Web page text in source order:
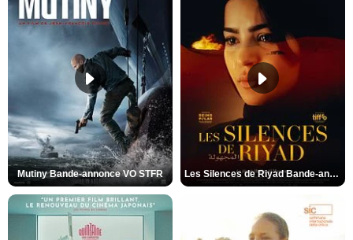
Mutiny Bande-annonce VO STFR Les Silences de Riyad Bande-annonce VO STFR